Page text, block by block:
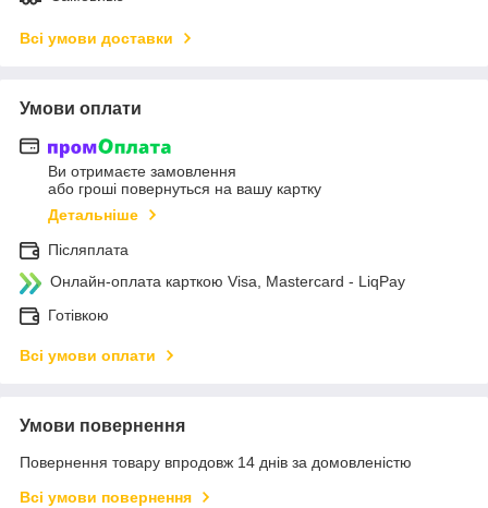
Всі умови доставки
Умови оплати
Ви отримаєте замовлення
або гроші повернуться на вашу картку
Детальніше
Післяплата
Онлайн-оплата карткою Visa, Mastercard - LiqPay
Готівкою
Всі умови оплати
Умови повернення
Повернення товару впродовж 14 днів за домовленістю
Всі умови повернення